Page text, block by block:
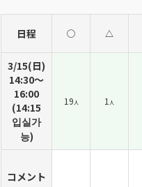
日程 ◯ △
3/15(日)
14:30〜
16:00
(14:15
입실가
능)
19人 1 人
コメント